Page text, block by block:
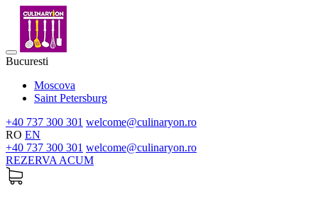
Bucuresti
Moscova
Saint Petersburg
+40 737 300 301 welcome@culinaryon.ro
RO EN
+40 737 300 301 welcome@culinaryon.ro
REZERVA ACUM